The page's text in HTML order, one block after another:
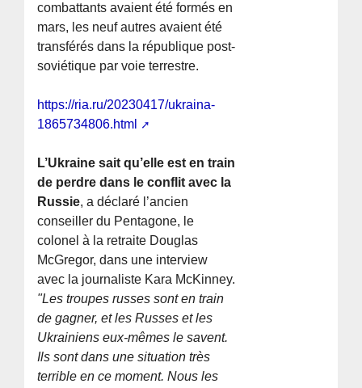
combattants avaient été formés en
mars, les neuf autres avaient été
transférés dans la république post-
soviétique par voie terrestre.
https://ria.ru/20230417/ukraina-
1865734806.html
L’Ukraine sait qu’elle est en train
de perdre dans le conflit avec la
Russie, a déclaré l’ancien
conseiller du Pentagone, le
colonel à la retraite Douglas
McGregor, dans une interview
avec la journaliste Kara McKinney.
"Les troupes russes sont en train
de gagner, et les Russes et les
Ukrainiens eux-mêmes le savent.
Ils sont dans une situation très
terrible en ce moment. Nous les